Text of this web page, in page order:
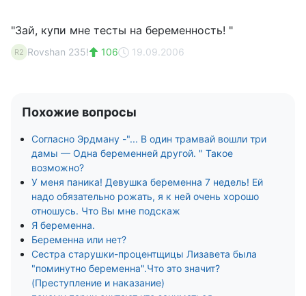
"Зай, купи мне тесты на беременность! "
R2 Rovshan 235! 106 19.09.2006
Похожие вопросы
Согласно Эрдману -"... В один трамвай вошли три
дамы — Одна беременней другой. " Такое
возможно?
У меня паника! Девушка беременна 7 недель! Ей
надо обязательно рожать, я к ней очень хорошо
отношусь. Что Вы мне подскаж
Я беременна.
Беременна или нет?
Сестра старушки-процентщицы Лизавета была
"поминутно беременна".Что это значит?
(Преступление и наказание)